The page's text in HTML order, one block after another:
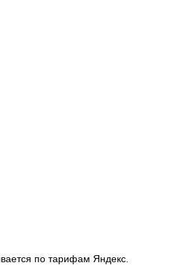
по тарифам Яндекс.